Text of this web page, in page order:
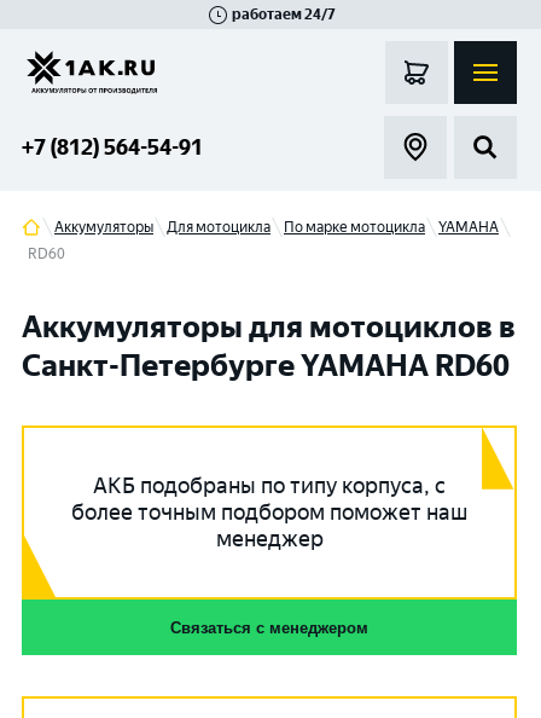
работаем 24/7
+7 (812) 564-54-91
Аккумуляторы Для мотоцикла По марке мотоцикла
YAMAHA
RD60
Аккумуляторы для мотоциклов в
Санкт-Петербурге YAMAHA RD60
АКБ подобраны по типу корпуса, с
более точным подбором поможет наш
менеджер
Связаться с менеджером
Гатчина